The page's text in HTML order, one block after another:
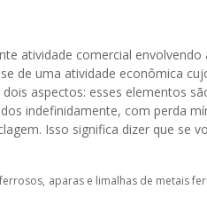
atividade comercial envolvendo
de uma atividade econômica
aspectos: esses elementos
indefinidamente, com perda
Isso significa dizer que se
aparas e limalhas de metais